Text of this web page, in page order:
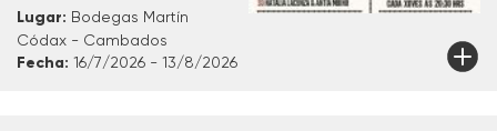
Lugar: Bodegas Martín
Códax - Cambados
Fecha: 16/7/2026 - 13/8/2026